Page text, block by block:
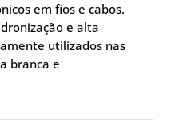
em fios e cabos.
e alta
utilizados nas
branca e